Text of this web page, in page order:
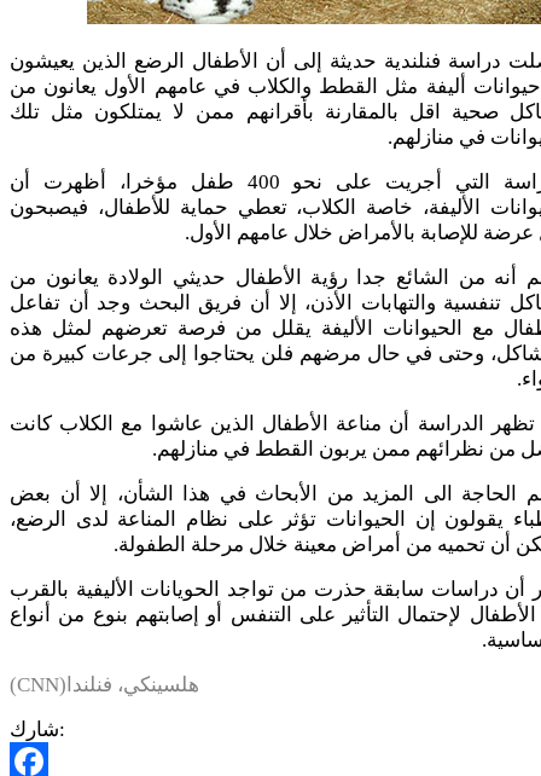
دراسة فنلندية حديثة إلى أن الأطفال الرضع الذين يعيشون
أليفة مثل القطط والكلاب في عامهم الأول يعانون من
صحية اقل بالمقارنة بأقرانهم ممن لا يمتلكون مثل تلك
في منازلهم.
الدراسة التي أجريت على نحو 400 طفل مؤخرا، أظهرت أن
الأليفة، خاصة الكلاب، تعطي حماية للأطفال، فيصبحون
عرضة للإصابة بالأمراض خلال عامهم الأول.
أنه من الشائع جدا رؤية الأطفال حديثي الولادة يعانون من
تنفسية والتهابات الأذن، إلا أن فريق البحث وجد أن تفاعل
مع الحيوانات الأليفة يقلل من فرصة تعرضهم لمثل هذه
وحتى في حال مرضهم فلن يحتاجوا إلى جرعات كبيرة من
تظهر الدراسة أن مناعة الأطفال الذين عاشوا مع الكلاب كانت
من نظرائهم ممن يربون القطط في منازلهم.
الحاجة الى المزيد من الأبحاث في هذا الشأن، إلا أن بعض
يقولون إن الحيوانات تؤثر على نظام المناعة لدى الرضع،
أن تحميه من أمراض معينة خلال مرحلة الطفولة.
أن دراسات سابقة حذرت من تواجد الحويانات الأليفية بالقرب
لإحتمال التأثير على التنفس أو إصابتهم بنوع من أنواع
هلسينكي، فنلندا(CNN)
شارك: